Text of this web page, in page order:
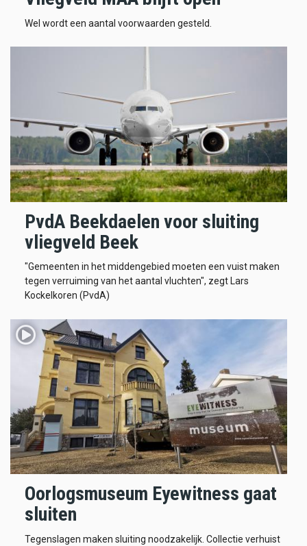
Wel wordt een aantal voorwaarden gesteld.
PvdA Beekdaelen voor sluiting
vliegveld Beek
"Gemeenten in het middengebied moeten een vuist maken
tegen verruiming van het aantal vluchten", zegt Lars
Kockelkoren (PvdA)
Oorlogsmuseum Eyewitness gaat
sluiten
Tegenslagen maken sluiting noodzakelijk. Collectie verhuist